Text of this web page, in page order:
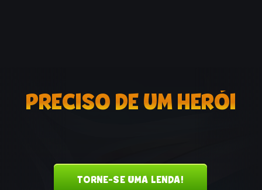
PRECISO DE UM HERÓI
TORNE-SE UMA LENDA!